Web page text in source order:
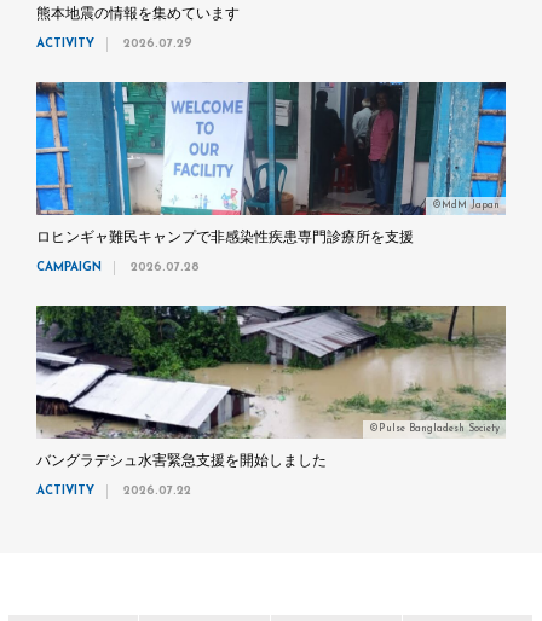
熊本地震の情報を集めています
ACTIVITY 2026.07.29
©MdM Japan
ロヒンギャ難民キャンプで非感染性疾患専門診療所を支援
CAMPAIGN 2026.07.28
©Pulse Bangladesh Society
バングラデシュ水害緊急支援を開始しました
ACTIVITY 2026.07.22